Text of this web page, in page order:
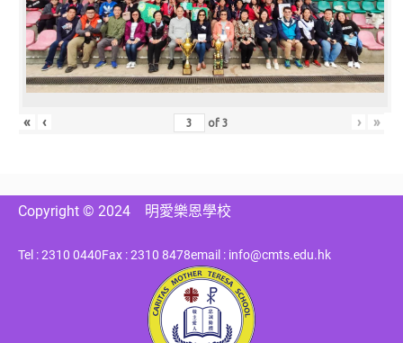
« ‹ of3 › »
Copyright © 2024 明愛樂恩學校
Tel : 2310 0440Fax : 2310 8478email : info@cmts.edu.hk